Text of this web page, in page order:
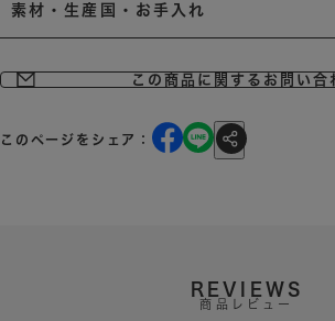
素材・生産国・お手入れ
この商品に関するお問い合
このページをシェア：
REVIEWS
商品レビュー